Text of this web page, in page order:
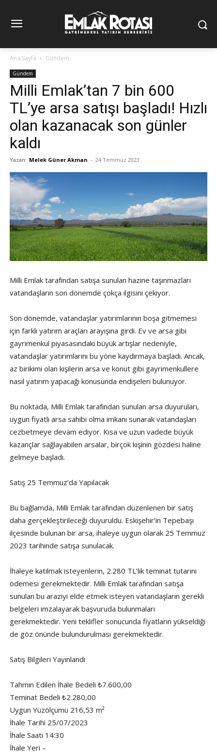
Ana Sayfa Gündem
Gündem
Milli Emlak’tan 7 bin 600
TL’ye arsa satışı başladı! Hızlı
olan kazanacak son günler
kaldı
Yazan: Melek Güner Akman - 24 Temmuz 2023
Milli Emlak tarafından satışa sunulan hazine taşınmazları
vatandaşların son dönemde çokça ilgisini çekiyor.
Son dönemde, vatandaşlar yatırımlarının boşa gitmemesi
için farklı yatırım araçları arayışına girdi. Ev ve arsa gibi
gayrimenkul piyasasındaki büyük artışlar nedeniyle,
vatandaşlar yatırımlarını bu yöne kaydırmaya başladı. Ancak,
az birikimi olan kişilerin arsa ve konut gibi gayrimenkullere
nasıl yatırım yapacağı konusunda endişeleri bulunuyor.
Bu noktada, Milli Emlak tarafından sunulan arsa duyuruları,
uygun fiyatlı arsa sahibi olma imkanı sunarak vatandaşları
cezbetmeye devam ediyor. Kısa ve uzun vadede büyük
kazançlar sağlayabilen arsalar, birçok kişinin gözdesi haline
gelmeye başladı.
Satış 25 Temmuz’da Yapılacak
Bu bağlamda, Milli Emlak tarafından düzenlenen bir satış
daha gerçekleştirileceği duyuruldu. Eskişehir’in Tepebaşı
ilçesinde bulunan bir arsa, ihaleye uygun olarak 25 Temmuz
2023 tarihinde satışa sunulacak.
İhaleye katılmak isteyenlerin, 2.280 TL’lik teminat tutarını
ödemesi gerekmektedir. Milli Emlak tarafından satışa
sunulan bu araziyi elde etmek isteyen vatandaşların gerekli
belgeleri imzalayarak başvuruda bulunmaları
gerekmektedir. Yeni teklifler sonucunda fiyatların yükseldiği
de göz önünde bulundurulması gerekmektedir.
Satış Bilgileri Yayınlandı
Tahmin Edilen İhale Bedeli ₺7.600,00
Teminat Bedeli ₺2.280,00
Uygun Yüzölçümü 216,53 m²
İhale Tarihi 25/07/2023
İhale Saati 14:30
İhale Yeri –